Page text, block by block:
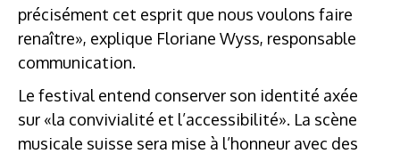
précisément cet esprit que nous voulons faire
renaître», explique Floriane Wyss, responsable
communication.
Le festival entend conserver son identité axée
sur «la convivialité et l’accessibilité». La scène
musicale suisse sera mise à l’honneur avec des